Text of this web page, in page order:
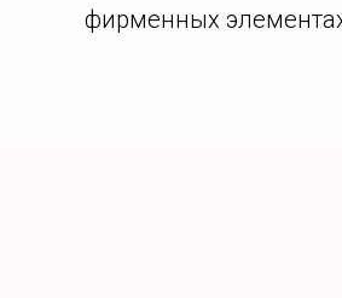
фирменных